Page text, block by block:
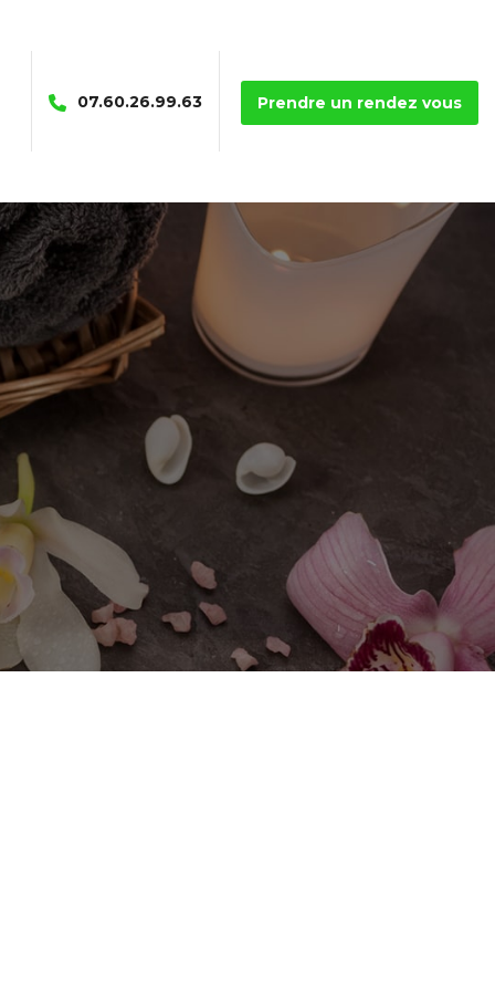
07.60.26.99.63 Prendre un rendez vous